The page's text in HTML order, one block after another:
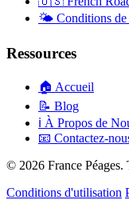
🌤️ Conditions
Ressources
🏠 Accueil
📝 Blog
ℹ️ À Propos de
📧 Contactez-
© 2026 France Péages.
Conditions d'utilisation